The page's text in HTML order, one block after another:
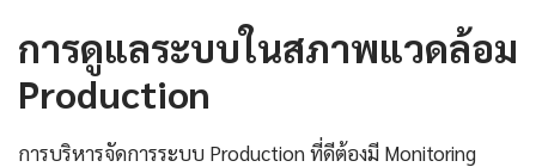
การดูแลระบบในสภาพแวดล้อม
Production
การบริหารจัดการระบบ Production ที่ดีต้องมี Monitoring